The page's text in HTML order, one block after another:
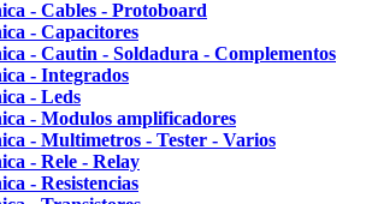
- Cables - Protoboard
- Capacitores
- Cautin - Soldadura - Complementos
- Integrados
- Leds
- Modulos amplificadores
- Multimetros - Tester - Varios
- Rele - Relay
- Resistencias